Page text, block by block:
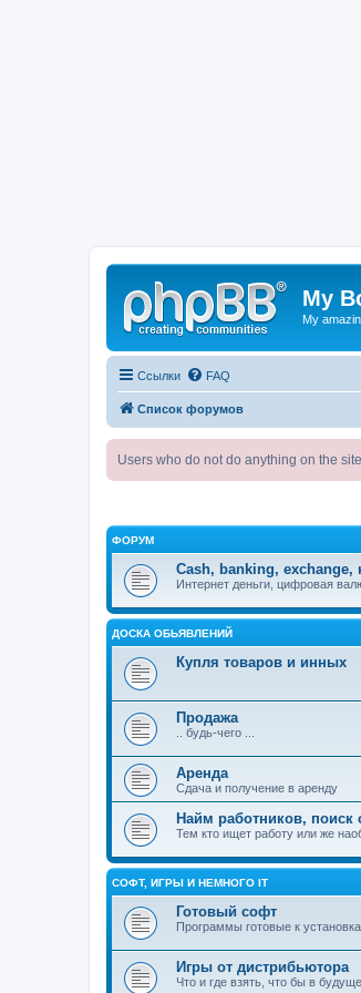
My
My
Ссылки FAQ
Список форумов
Users who do not do anything on the
ФОРУМ
Cash, banking,
Интернет деньги, цифровая
ДОСКА ОБЬЯВЛЕНИЙ
Купля товаров и инных
Продажа
.. будь-чего ...
Аренда
Сдача и получение в аренду
Найм работников, поиск
Тем кто ищет работу или же
СОФТ, ИГРЫ И НЕМНОГО IT
Готовый софт
Программы готовые к
Игры от дистрибьютора
Что и где взять, что бы в